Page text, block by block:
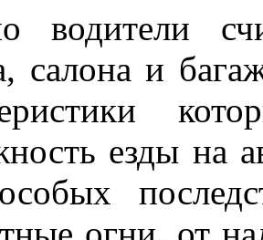
водители
салона и
езды на